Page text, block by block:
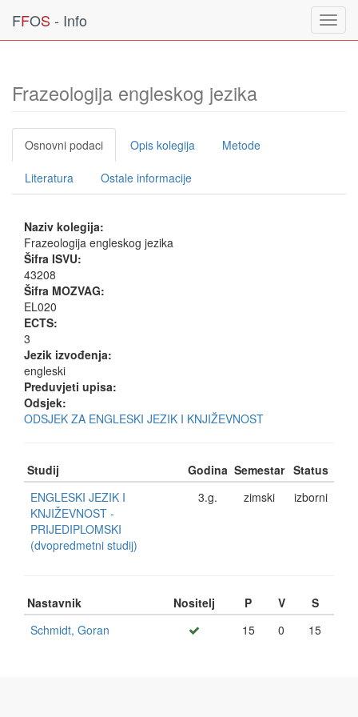
FFOS - Info
Frazeologija engleskog jezika
Osnovni podaci Opis kolegija Metode
Literatura Ostale informacije
Naziv kolegija:
Frazeologija engleskog jezika
Šifra ISVU:
43208
Šifra MOZVAG:
EL020
ECTS:
3
Jezik izvođenja:
engleski
Preduvjeti upisa:
Odsjek:
ODSJEK ZA ENGLESKI JEZIK I KNJIŽEVNOST
Studij Godina Semestar Status
ENGLESKI JEZIK I
KNJIŽEVNOST -
PRIJEDIPLOMSKI
(dvopredmetni studij)
3.g. zimski izborni
Nastavnik Nositelj P V
S
Schmidt, Goran
15 0 15